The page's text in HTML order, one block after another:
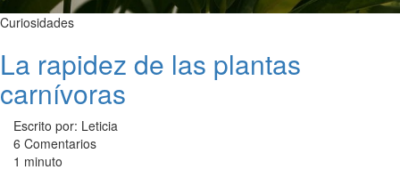
Curiosidades
La rapidez de las plantas
carnívoras
Escrito por: Leticia
6 Comentarios
1 minuto